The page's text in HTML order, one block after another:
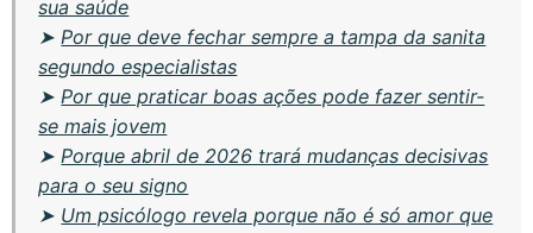
sua saúde
➤ Por que deve fechar sempre a tampa da sanita
segundo especialistas
➤ Por que praticar boas ações pode fazer sentir-
se mais jovem
➤ Porque abril de 2026 trará mudanças decisivas
para o seu signo
➤ Um psicólogo revela porque não é só amor que